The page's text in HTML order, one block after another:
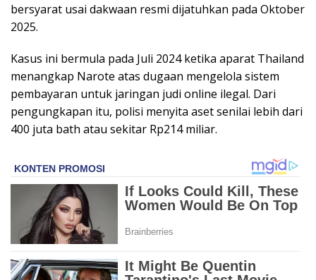
bersyarat usai dakwaan resmi dijatuhkan pada Oktober
2025.
Kasus ini bermula pada Juli 2024 ketika aparat Thailand
menangkap Narote atas dugaan mengelola sistem
pembayaran untuk jaringan judi online ilegal. Dari
pengungkapan itu, polisi menyita aset senilai lebih dari
400 juta bath atau sekitar Rp214 miliar.